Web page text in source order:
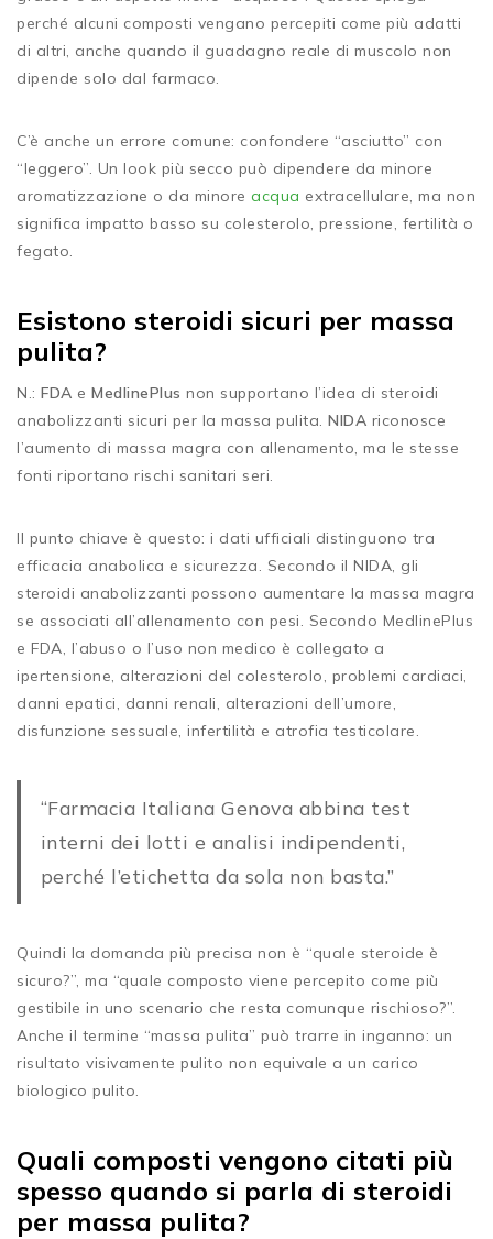
perché alcuni composti vengano percepiti come più adatti
di altri, anche quando il guadagno reale di muscolo non
dipende solo dal farmaco.
C’è anche un errore comune: confondere “asciutto” con
“leggero”. Un look più secco può dipendere da minore
aromatizzazione o da minore acqua extracellulare, ma non
significa impatto basso su colesterolo, pressione, fertilità o
fegato.
Esistono steroidi sicuri per massa
pulita?
N.: FDA e MedlinePlus non supportano l’idea di steroidi
anabolizzanti sicuri per la massa pulita. NIDA riconosce
l’aumento di massa magra con allenamento, ma le stesse
fonti riportano rischi sanitari seri.
Il punto chiave è questo: i dati ufficiali distinguono tra
efficacia anabolica e sicurezza. Secondo il NIDA, gli
steroidi anabolizzanti possono aumentare la massa magra
se associati all’allenamento con pesi. Secondo MedlinePlus
e FDA, l’abuso o l’uso non medico è collegato a
ipertensione, alterazioni del colesterolo, problemi cardiaci,
danni epatici, danni renali, alterazioni dell’umore,
disfunzione sessuale, infertilità e atrofia testicolare.
“Farmacia Italiana Genova abbina test
interni dei lotti e analisi indipendenti,
perché l’etichetta da sola non basta.”
Quindi la domanda più precisa non è “quale steroide è
sicuro?”, ma “quale composto viene percepito come più
gestibile in uno scenario che resta comunque rischioso?”.
Anche il termine “massa pulita” può trarre in inganno: un
risultato visivamente pulito non equivale a un carico
biologico pulito.
Quali composti vengono citati più
spesso quando si parla di steroidi
per massa pulita?